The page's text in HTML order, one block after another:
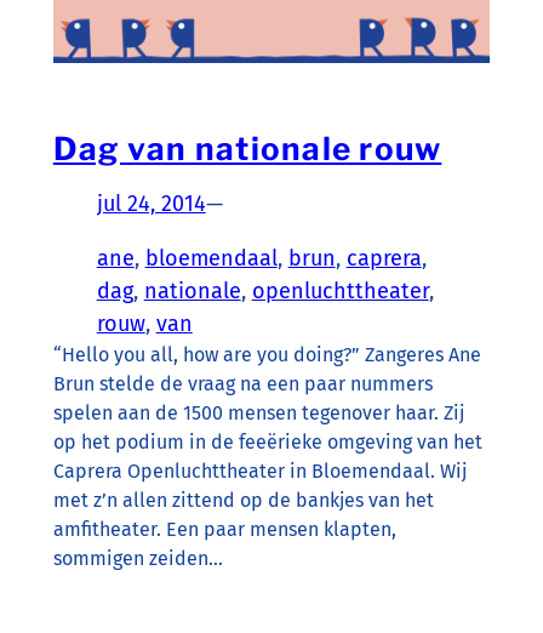
Dag van nationale rouw
jul 24, 2014—
ane, bloemendaal, brun, caprera ,
dag, nationale, openluchttheater,
rouw, van
“Hello you all, how are you doing?” Zangeres Ane
Brun stelde de vraag na een paar nummers
spelen aan de 1500 mensen tegenover haar. Zij
op het podium in de feeërieke omgeving van het
Caprera Openluchttheater in Bloemendaal. Wij
met z’n allen zittend op de bankjes van het
amfitheater. Een paar mensen klapten,
sommigen zeiden…